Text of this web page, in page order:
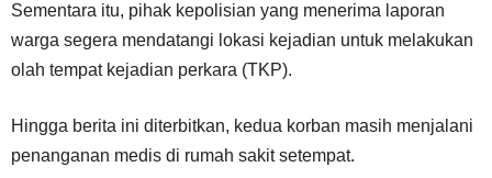
Sementara itu, pihak kepolisian yang menerima laporan
warga segera mendatangi lokasi kejadian untuk melakukan
olah tempat kejadian perkara (TKP).
Hingga berita ini diterbitkan, kedua korban masih menjalani
penanganan medis di rumah sakit setempat.